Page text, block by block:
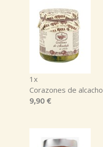
1x
Corazones de
9,90 €